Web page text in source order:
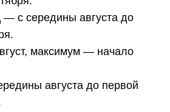
— с середины августа до
максимум — начало
августа до первой